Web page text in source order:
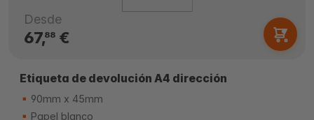
Desde
67,88€
Etiqueta de devolución A4 dirección
90mm x 45mm
Papel blanco